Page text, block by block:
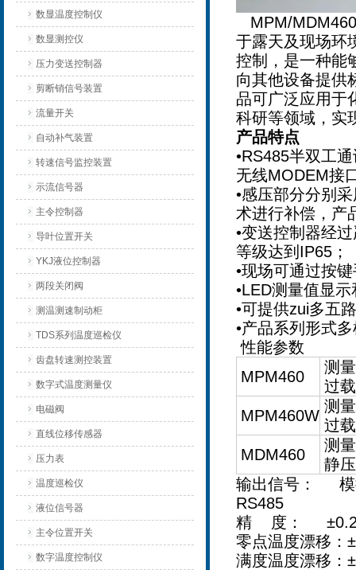
数显温度控制仪
数显测控仪
压力变送控制器
剪断销信号装置
流量开关
自动补气装置
转速信号监控装置
示流信号器
主令控制器
导叶位置开关
YKJ液位控制器
两段关闭阀
测温测速制动柜
TDS系列温度巡检仪
齿盘转速测控装置
数字式温度测量仪
电磁阀
直线位移传感器
压力表
温度巡检仪
液位信号器
主令位置开关
数字温度控制仪
MPM/
于露天及现场环
控制，是一种能
向其他设备提供
品可广泛应用于
科研等领域，实
产品特点
•RS485半双工
无线MODEM接
•感压部分分别
术进行补偿，产
•变送控制器经
等级达到IP65；
•现场可通过按
•LED测量值显
•可提供zui多五
•产品系列形式
性能参数
MPM460
测
过
MPM460W
测
过
MDM460
测
静
输出信号： 模
RS485
精 度：
零点温度漂移
满度温度漂移